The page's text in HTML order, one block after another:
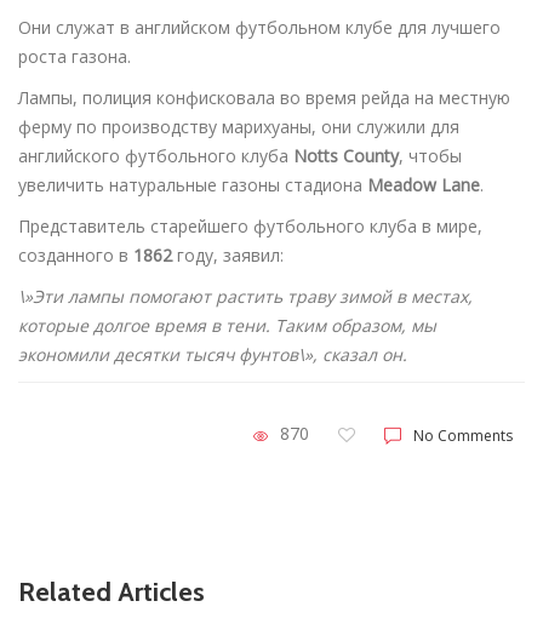
Они служат в английском футбольном клубе для лучшего
роста газона.
Лампы, полиция конфисковала во время рейда на местную
ферму по производству марихуаны, они служили для
английского футбольного клуба Notts County, чтобы
увеличить натуральные газоны стадиона Meadow Lane.
Представитель старейшего футбольного клуба в мире,
созданного в 1862году, заявил:
\»Эти лампы помогают растить траву зимой в местах,
которые долгое время в тени. Таким образом, мы
экономили десятки тысяч фунтов\», сказал он.
870 No Comments
Related Articles